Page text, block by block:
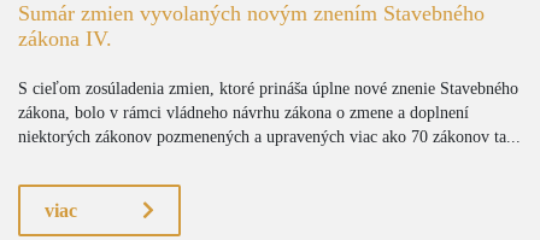
Sumár zmien vyvolaných novým znením Stavebného
zákona IV.
S cieľom zosúladenia zmien, ktoré prináša úplne nové znenie Stavebného
zákona, bolo v rámci vládneho návrhu zákona o zmene a doplnení
niektorých zákonov pozmenených a upravených viac ako 70 zákonov ta...
viac